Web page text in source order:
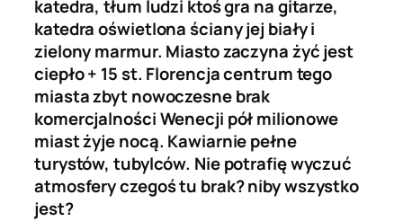
katedra, tłum ludzi ktoś gra na gitarze,
katedra oświetlona ściany jej biały i
zielony marmur. Miasto zaczyna żyć jest
ciepło + 15 st. Florencja centrum tego
miasta zbyt nowoczesne brak
komercjalności Wenecji pół milionowe
miast żyje nocą. Kawiarnie pełne
turystów, tubylców. Nie potrafię wyczuć
atmosfery czegoś tu brak? niby wszystko
jest?